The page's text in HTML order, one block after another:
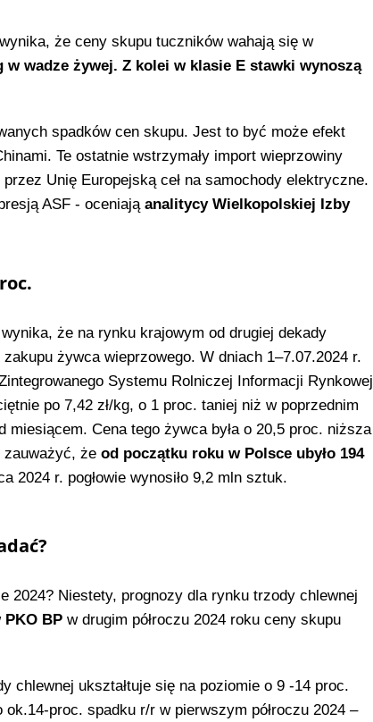
że ceny skupu tuczników wahają się w
w wadze żywej. Z kolei w klasie E stawki wynoszą
spadków cen skupu. Jest to być może efekt
Te ostatnie wstrzymały import wieprzowiny
Unię Europejską ceł na samochody elektryczne.
ASF - oceniają analitycy Wielkopolskiej Izby
że na rynku krajowym od drugiej dekady
żywca wieprzowego. W dniach 1–7.07.2024 r.
Systemu Rolniczej Informacji Rynkowej
po 7,42 zł/kg, o 1 proc. taniej niż w poprzednim
Cena tego żywca była o 20,5 proc. niższa
zauważyć, że od początku roku w Polsce ubyło 194
2024 r. pogłowie wynosiło 9,2 mln sztuk.
2024? Niestety, prognozy dla rynku trzody chlewnej
BP w drugim półroczu 2024 roku ceny skupu
chlewnej ukształtuje się na poziomie o 9 -14 proc.
ok.14-proc. spadku r/r w pierwszym półroczu 2024 –